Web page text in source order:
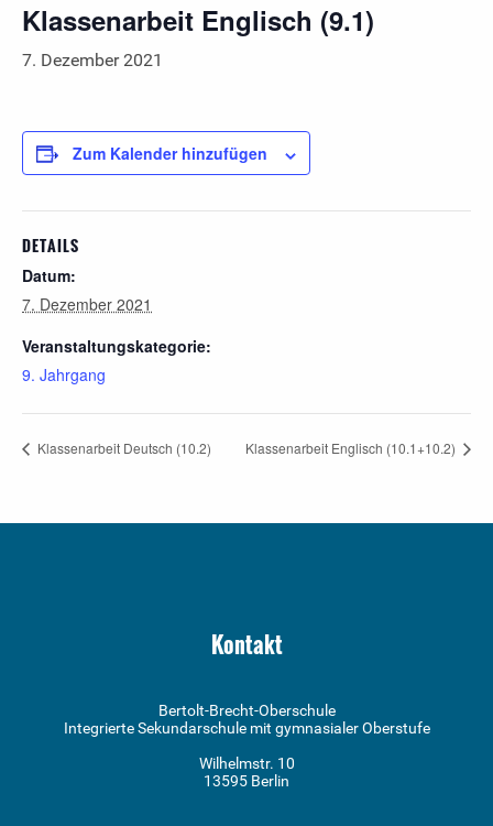
Klassenarbeit Englisch (9.1)
7. Dezember 2021
Zum Kalender hinzufügen
DETAILS
Datum:
7. Dezember 2021
Veranstaltungskategorie:
9. Jahrgang
Klassenarbeit Deutsch (10.2) Klassenarbeit Englisch (10.1+10.2)
Kontakt
Bertolt-Brecht-Oberschule
Integrierte Sekundarschule mit gymnasialer Oberstufe
Wilhelmstr. 10
13595 Berlin